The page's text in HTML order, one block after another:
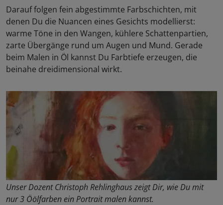
Darauf folgen fein abgestimmte Farbschichten, mit
denen Du die Nuancen eines Gesichts modellierst:
warme Töne in den Wangen, kühlere Schattenpartien,
zarte Übergänge rund um Augen und Mund. Gerade
beim Malen in Öl kannst Du Farbtiefe erzeugen, die
beinahe dreidimensional wirkt.
Unser Dozent Christoph Rehlinghaus zeigt Dir, wie Du mit
nur 3 Öölfarben ein Portrait malen kannst.